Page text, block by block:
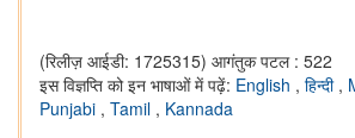
(रिलीज़ आईडी: 1725315) आगंतुक पटल : 522
इस विज्ञप्ति को इन भाषाओं में पढ़ें: English , हिन्दी ,
Punjabi , Tamil , Kannada